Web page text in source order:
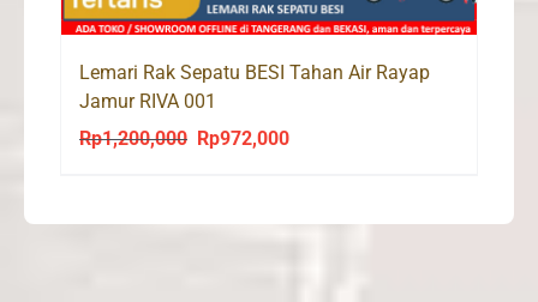
Lemari Rak Sepatu BESI Tahan Air Rayap
Jamur RIVA 001
Rp1,200,000
Original
Rp972,000Current